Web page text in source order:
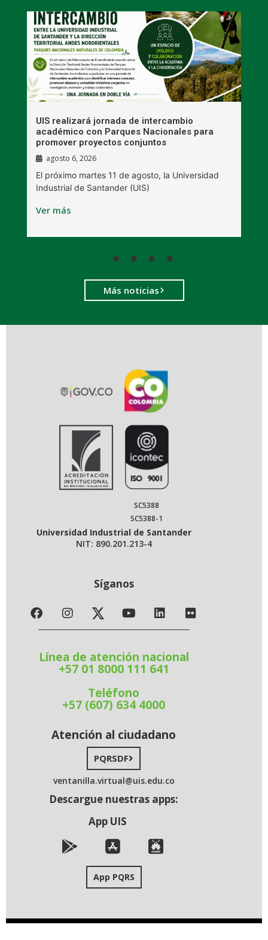
UIS realizará jornada de intercambio
académico con Parques Nacionales para
promover proyectos conjuntos
agosto 6, 2026
El próximo martes 11 de agosto, la Universidad
Industrial de Santander (UIS)
Ver más
Más noticias